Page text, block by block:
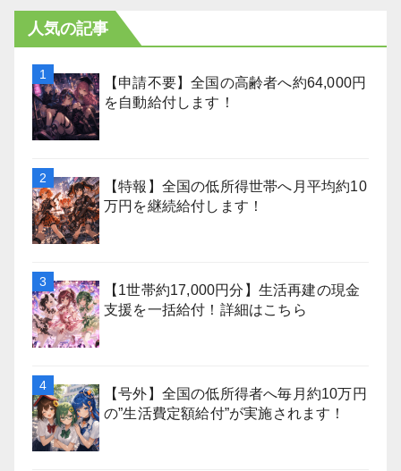
人気の記事
【申請不要】全国の高齢者へ約64,000円
を自動給付します！
【特報】全国の低所得世帯へ月平均約10
万円を継続給付します！
【1世帯約17,000円分】生活再建の現金
支援を一括給付！詳細はこちら
【号外】全国の低所得者へ毎月約10万円
の”生活費定額給付”が実施されます！